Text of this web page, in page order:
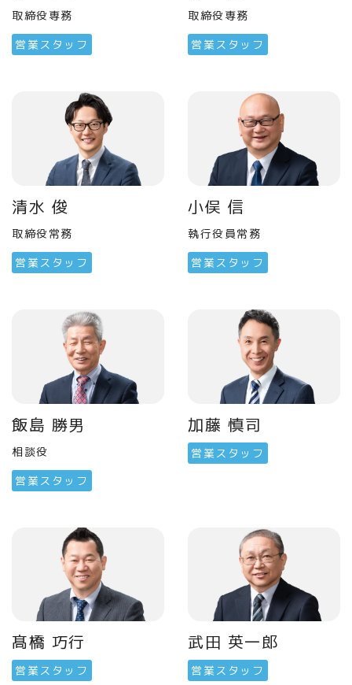
取締役専務
営業スタッフ
取締役専務
営業スタッフ
清水 俊
取締役常務
営業スタッフ
小俣 信
執行役員常務
営業スタッフ
飯島 勝男
相談役
営業スタッフ
加藤 慎司
営業スタッフ
髙橋 巧行
営業スタッフ
武田 英一郎
営業スタッフ